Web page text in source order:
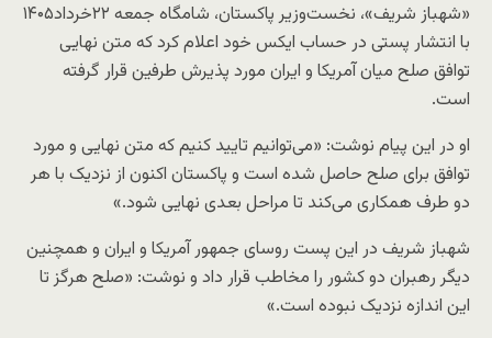
«شهباز شریف»، نخست‌وزیر پاکستان، شامگاه جمعه ۲۲خرداد۱۴۰۵
با انتشار پستی در حساب ایکس خود اعلام کرد که متن نهایی
توافق صلح میان آمریکا و ایران مورد پذیرش طرفین قرار گرفته
است.
او در این پیام نوشت: «می‌توانیم تایید کنیم که متن نهایی و مورد
توافق برای صلح حاصل شده است و پاکستان اکنون از نزدیک با هر
دو طرف همکاری می‌کند تا مراحل بعدی نهایی شود.»
شهباز شریف در این پست روسای جمهور آمریکا و ایران و همچنین
دیگر رهبران دو کشور را مخاطب قرار داد و نوشت: «صلح هرگز تا
این اندازه نزدیک نبوده است.»